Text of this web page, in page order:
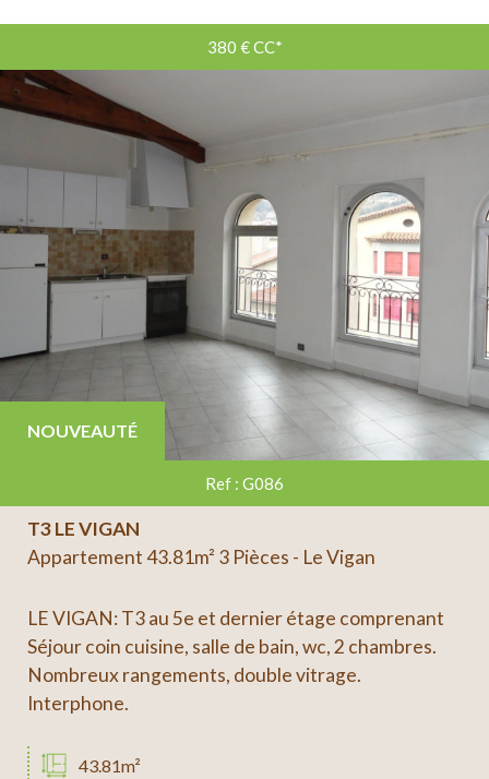
NOUVEAUTÉ
380 €CC*
Ref : G086
T3 LE VIGAN
Appartement 43.81m² 3 Pièces - Le Vigan
LE VIGAN: T3 au 5e et dernier étage comprenant
Séjour coin cuisine, salle de bain, wc, 2 chambres.
Nombreux rangements, double vitrage.
Interphone.
43.81m²